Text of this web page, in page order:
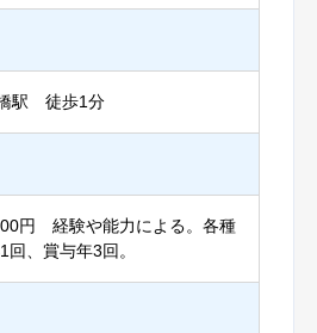
駅 徒歩1分
円 経験や能力による。各種
、賞与年3回。